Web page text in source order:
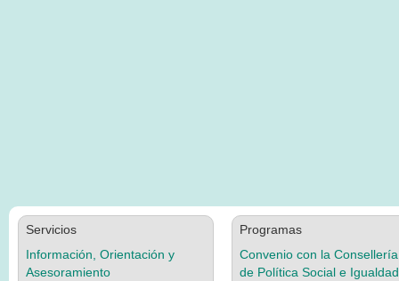
Servicios
Información, Orientación y
Asesoramiento
Programas
Convenio con la Consellería
de Política Social e Igualdad